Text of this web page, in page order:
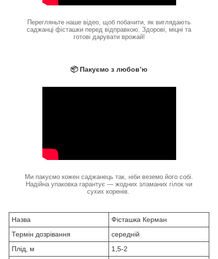
Перегляньте наше відео, щоб побачити, як виглядають
саджанці фісташки перед відправкою. Здорові, міцні та
готові дарувати врожай!
📦 Пакуємо з любов’ю
Ми пакуємо кожен саджанець так, ніби веземо його собі.
Надійна упаковка гарантує — жодних зламаних гілок чи
сухих коренів.
Назва
Фісташка Керман
Термін дозрівання
середній
Плід, м
1,5-2